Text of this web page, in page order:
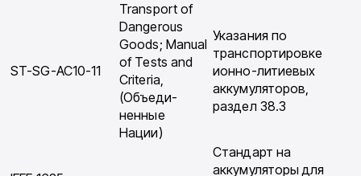
ST-SG-AC10-11
Transport of
Dangerous
Goods; Manual
of Tests and
Cri­teria,
(Объеди­
ненные
Нации)
Указания по
транспортировке
ионно-литиевых
аккумуляторов,
раздел 38.3
Стандарт на
аккумуляторы для